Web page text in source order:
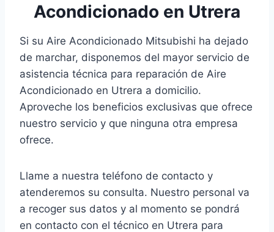
Acondicionado en Utrera
Si su Aire Acondicionado Mitsubishi ha dejado
de marchar, disponemos del mayor servicio de
asistencia técnica para reparación de Aire
Acondicionado en Utrera a domicilio.
Aproveche los beneficios exclusivas que ofrece
nuestro servicio y que ninguna otra empresa
ofrece.
Llame a nuestra teléfono de contacto y
atenderemos su consulta. Nuestro personal va
a recoger sus datos y al momento se pondrá
en contacto con el técnico en Utrera para